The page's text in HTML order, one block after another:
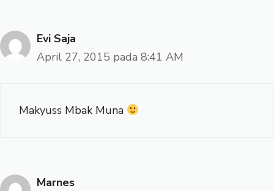
Evi Saja
April 27, 2015 pada 8:41 AM
Makyuss Mbak Muna
Marnes